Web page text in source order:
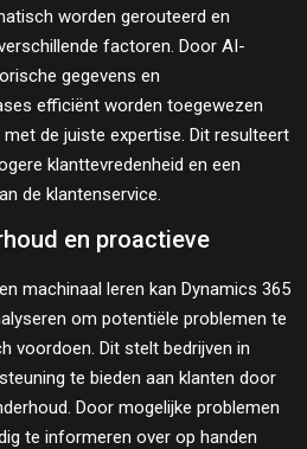
worden gerouteerd en
factoren. Door AI-
gegevens en
efficiënt worden toegewezen
de juiste expertise. Dit resulteert
klanttevredenheid en een
de klantenservice.
en proactieve
machinaal leren kan Dynamics 365
om potentiële problemen te
voordoen. Dit stelt bedrijven in
te bieden aan klanten door
Door mogelijke problemen
te informeren over op handen